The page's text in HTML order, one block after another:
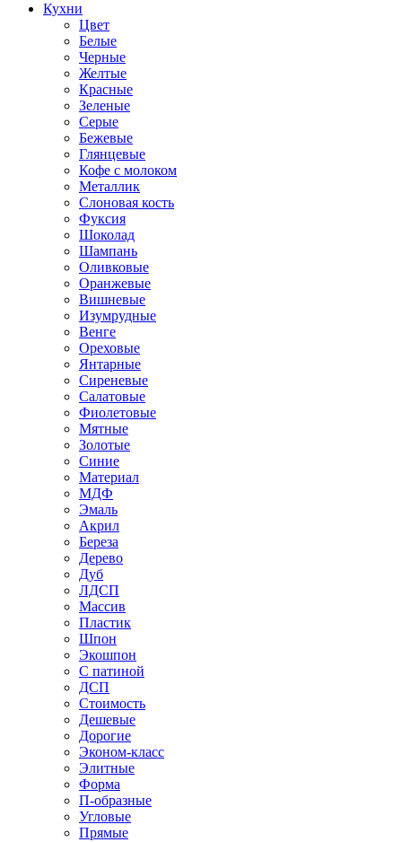
Кухни
Цвет
Белые
Черные
Желтые
Красные
Зеленые
Серые
Бежевые
Глянцевые
Кофе с молоком
Металлик
Слоновая кость
Фуксия
Шоколад
Шампань
Оливковые
Оранжевые
Вишневые
Изумрудные
Венге
Ореховые
Янтарные
Сиреневые
Салатовые
Фиолетовые
Мятные
Золотые
Синие
Материал
МДФ
Эмаль
Акрил
Береза
Дерево
Дуб
ЛДСП
Массив
Пластик
Шпон
Экошпон
С патиной
ДСП
Стоимость
Дешевые
Дорогие
Эконом-класс
Элитные
Форма
П-образные
Угловые
Прямые